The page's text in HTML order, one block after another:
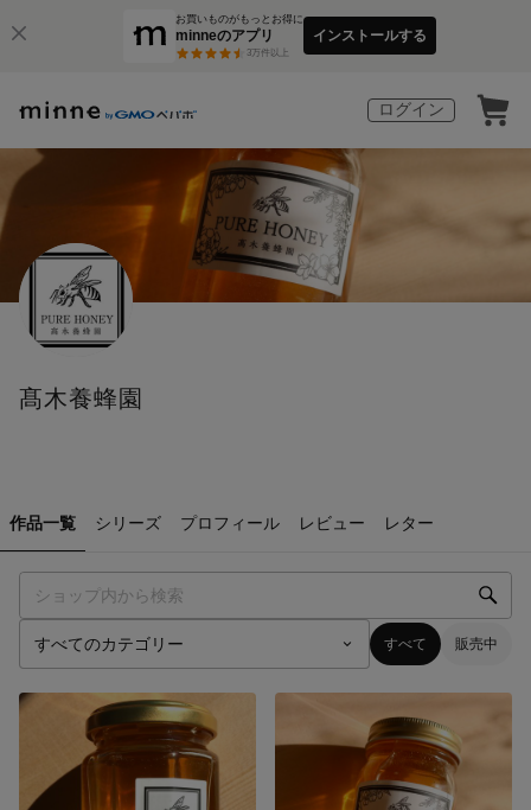
お買いものがもっとお得に
minneのアプリ
3万件以上
インストールする
ログイン
髙木養蜂園
作品一覧 シリーズ プロフィール レビュー レター
すべて 販売中